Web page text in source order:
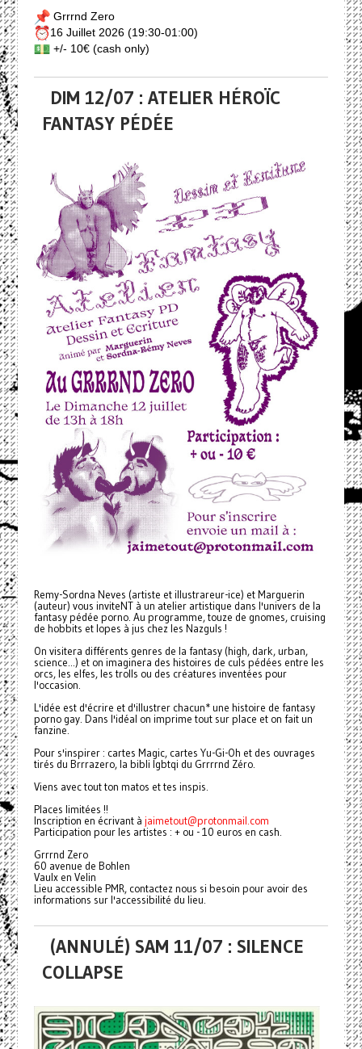
Grrrnd Zero
16 Juillet 2026 (19:30-01:00)
+/- 10€ (cash only)
DIM 12/07 : ATELIER HÉROÏC
FANTASY PÉDÉE
Remy-Sordna Neves (artiste et illustrareur-ice) et Marguerin
(auteur) vous inviteNT à un atelier artistique dans l'univers de la
fantasy pédée porno. Au programme, touze de gnomes, cruising
de hobbits et lopes à jus chez les Nazguls !
On visitera différents genres de la fantasy (high, dark, urban,
science...) et on imaginera des histoires de culs pédées entre les
orcs, les elfes, les trolls ou des créatures inventées pour
l'occasion.
L'idée est d'écrire et d'illustrer chacun* une histoire de fantasy
porno gay. Dans l'idéal on imprime tout sur place et on fait un
fanzine.
Pour s'inspirer : cartes Magic, cartes Yu-Gi-Oh et des ouvrages
tirés du Brrrazero, la bibli lgbtqi du Grrrrnd Zéro.
Viens avec tout ton matos et tes inspis.
Places limitées !!
Inscription en écrivant à jaimetout@protonmail.com
Participation pour les artistes : + ou - 10 euros en cash.
Grrrnd Zero
60 avenue de Bohlen
Vaulx en Velin
Lieu accessible PMR, contactez nous si besoin pour avoir des
informations sur l'accessibilité du lieu.
(ANNULÉ) SAM 11/07 : SILENCE
COLLAPSE